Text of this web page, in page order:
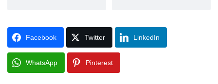
Facebook Twitter LinkedIn
WhatsApp Pinterest